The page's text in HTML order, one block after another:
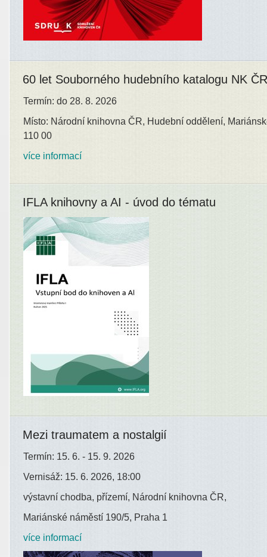
60 let Souborného hudebního katalogu NK ČR
Termín: do 28. 8. 2026
Místo: Národní knihovna ČR, Hudební oddělení,
110 00
více informací
IFLA knihovny a AI - úvod do tématu
Mezi traumatem a nostalgií
Termín: 15. 6. - 15. 9. 2026
Vernisáž: 15. 6. 2026, 18:00
výstavní chodba, přízemí, Národní knihovna ČR,
Mariánské náměstí 190/5, Praha 1
více informací